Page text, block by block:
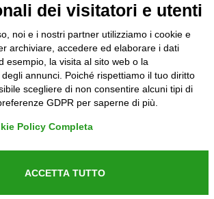
GDPR (679/2016)
Reclami
Rimborsi ed Indennizzi
dei visitatori e utenti
noi e i nostri partner utilizziamo i cookie e
archiviare, accedere ed elaborare i dati
esempio, la visita al sito web o la
annunci. Poiché rispettiamo il tuo diritto
scegliere di non consentire alcuni tipi di
GDPR per saperne di più.
Policy Completa
ACCETTA TUTTO